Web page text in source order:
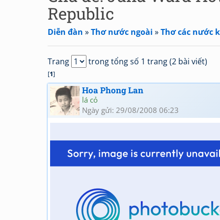
Republic
Diễn đàn »Thơ nước ngoài »Thơ các nước
Trang trong tổng số 1 trang (2 bài viết)
[1]
Hoa Phong Lan
lá cỏ
Ngày gửi: 29/08/2008 06:23